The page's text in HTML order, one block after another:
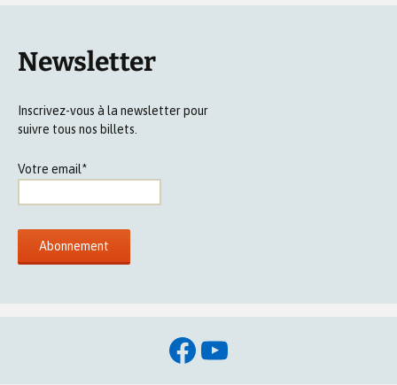
Newsletter
Inscrivez-vous à la newsletter pour
suivre tous nos billets.
Votre email*
Facebook
YouTube